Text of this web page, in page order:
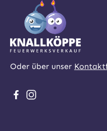
Oder über unser
Besuche uns auf
Schau auf